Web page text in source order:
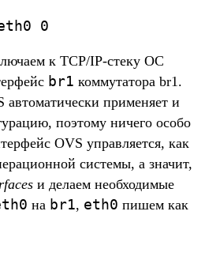
0
к TCP/IP-стеку ОС
br1 коммутатора br1.
автоматически применяет и
поэтому ничего особо
OVS управляется, как
системы, а значит,
и делаем необходимые
на br1, eth0 пишем как